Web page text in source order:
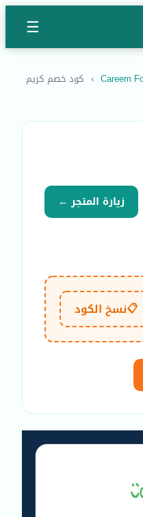
☰
› كود خصم كريم
زيارة المتجر ←
📋نسخ الكود